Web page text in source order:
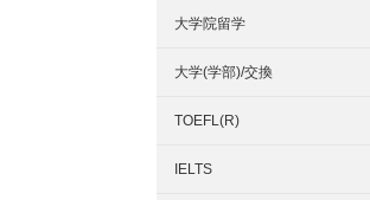
大学院留学
大学(学部)/交換
TOEFL(R)
IELTS